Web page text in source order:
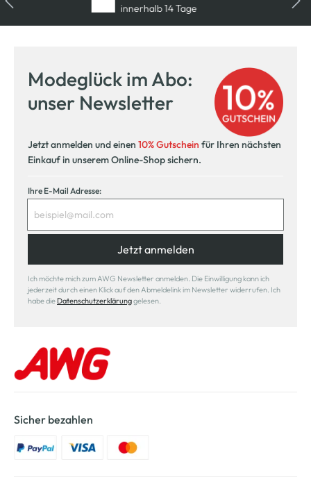
innerhalb 14 Tage
Modeglück im Abo:
unser Newsletter
Jetzt anmelden und einen 10% Gutschein für Ihren nächsten
Einkauf in unserem Online-Shop sichern.
Ihre E-Mail Adresse:
Jetzt anmelden
Ich möchte mich zum AWG Newsletter anmelden. Die Einwilligung kann ich
jederzeit durch einen Klick auf den Abmeldelink im Newsletter widerrufen. Ich
habe die Datenschutzerklärunggelesen.
Sicher bezahlen